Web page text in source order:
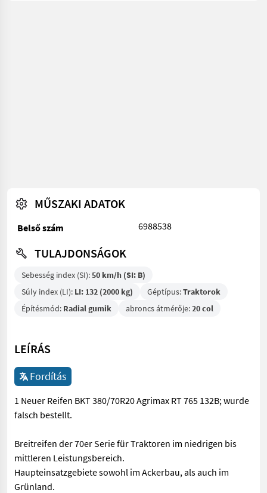
MŰSZAKI ADATOK
Belső szám 6988538
TULAJDONSÁGOK
Sebesség index (SI):50 km/h (SI: B)
Súly index (LI): LI: 132 (2000 kg) Géptípus:Traktorok
Építésmód: Radial gumik abroncs átmérője:20 col
LEÍRÁS
Fordítás
1 Neuer Reifen BKT 380/70R20 Agrimax RT 765 132B; wurde
falsch bestellt.
Breitreifen der 70er Serie für Traktoren im niedrigen bis
mittleren Leistungsbereich.
Haupteinsatzgebiete sowohl im Ackerbau, als auch im
Grünland.